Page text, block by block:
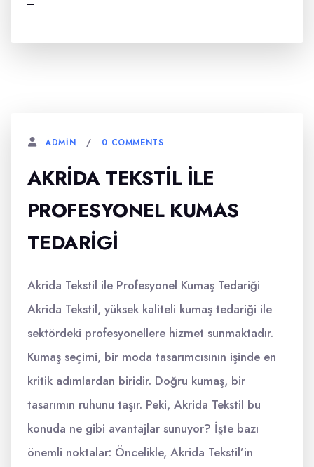
ADMIN 0 COMMENTS
AKRIDA TEKSTIL İLE
PROFESYONEL KUMAS
TEDARIGI
Akrida Tekstil ile Profesyonel Kumaş Tedariği
Akrida Tekstil, yüksek kaliteli kumaş tedariği ile
sektördeki profesyonellere hizmet sunmaktadır.
Kumaş seçimi, bir moda tasarımcısının işinde en
kritik adımlardan biridir. Doğru kumaş, bir
tasarımın ruhunu taşır. Peki, Akrida Tekstil bu
konuda ne gibi avantajlar sunuyor? İşte bazı
önemli noktalar: Öncelikle, Akrida Tekstil’in